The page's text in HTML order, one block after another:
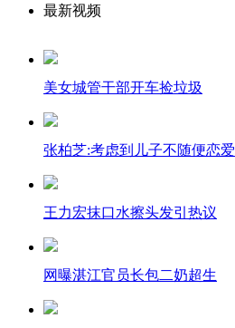
最新视频
美女城管干部开车捡垃圾
张柏芝:考虑到儿子不随便恋爱
王力宏抹口水擦头发引热议
网曝湛江官员长包二奶超生